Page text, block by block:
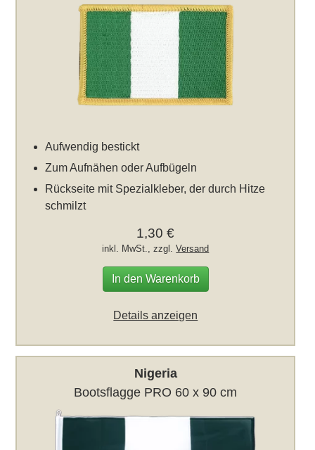
Aufwendig bestickt
Zum Aufnähen oder Aufbügeln
Rückseite mit Spezialkleber, der durch Hitze
schmilzt
1,30 €
inkl. MwSt., zzgl.Versand
In den Warenkorb
Details anzeigen
Nigeria
Bootsflagge PRO 60 x 90 cm